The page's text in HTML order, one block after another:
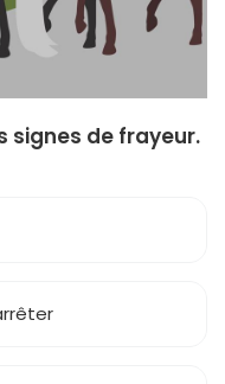
signes de frayeur.